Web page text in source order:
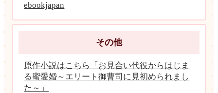
ebookjapan
その他
原作小説はこちら「お見合い代役からはじま
る蜜愛婚～エリート御曹司に見初められまし
た～」